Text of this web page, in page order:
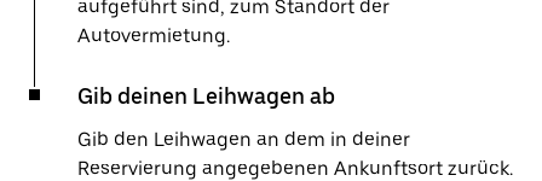
aufgeführt sind, zum Standort der
Autovermietung.
Gib deinen Leihwagen ab
Gib den Leihwagen an dem in deiner
Reservierung angegebenen Ankunftsort zurück.